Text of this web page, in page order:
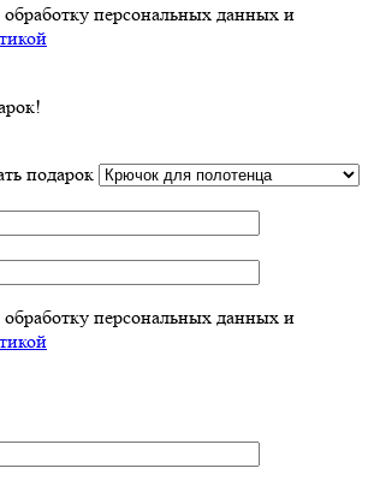
обработку персональных данных и
подарок
обработку персональных данных и